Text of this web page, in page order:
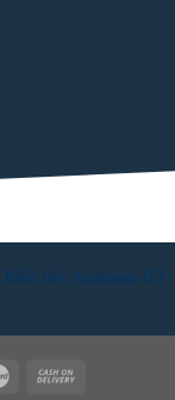
Biến tần Yaskawa G7